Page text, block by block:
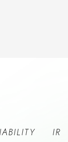
IR